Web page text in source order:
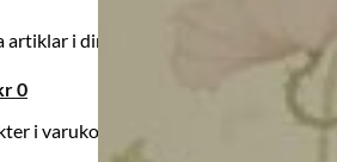
artiklar i din onskelista.
0
i varukorgen.